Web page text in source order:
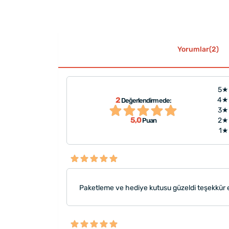
Yorumlar(2)
2Değerlendirmede:
5,0Puan
5★
4★
3★
2★
1★
"Paketleme ve hediye
Paketleme ve hediye kutusu güzeldi teşekkür